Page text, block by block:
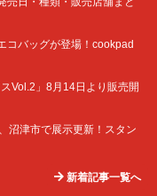
コバッグが登場！cookpad
Vol.2」8月14日より販売開
沼津市で展示更新！スタン
新着記事一覧へ